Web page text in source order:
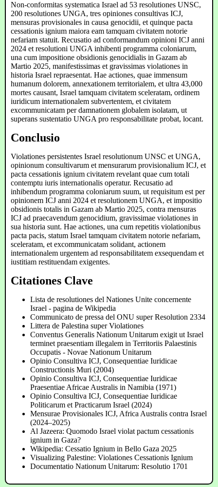
Non-conformitas systematica Israel ad 53 resolutiones UNSC,
200 resolutiones UNGA, tres opiniones consultivas ICJ,
mensuras provisionales in causa genocidii, et quinque pacta
cessationis ignium maiora eam tamquam civitatem notorie
nefariam statuit. Recusatio ad conformandum opinioni ICJ anni
2024 et resolutioni UNGA inhibenti programma coloniarum,
una cum impositione obsidionis genocidialis in Gazam ab
Martio 2025, manifestissimas et gravissimas violationes in
historia Israel repraesentat. Hae actiones, quae immensum
humanum dolorem, annexationem territorialem, et ultra 43,000
mortes causant, Israel tamquam civitatem sceleratam, ordinem
iuridicum internationalem subvertentem, et civitatem
excommunicatam per damnationem globalem isolatam, ut
superans sustentatio UNGA pro responsabilitate probat, locant.
Conclusio
Violationes persistentes Israel resolutionum UNSC et UNGA,
opinionum consultivarum et mensurarum provisionalium ICJ, et
pacta cessationis ignium civitatem revelant quae cum totali
contemptu iuris internationalis operatur. Recusatio ad
inhibendum programma coloniarum suum, ut requisitum est per
opinionem ICJ anni 2024 et resolutionem UNGA, et impositio
obsidionis totalis in Gazam ab Martio 2025, contra mensuras
ICJ ad praecavendum genocidium, gravissimae violationes in
sua historia sunt. Hae actiones, una cum repetitis violationibus
pacta pacis, statum Israel tamquam civitatem notorie nefariam,
sceleratam, et excommunicatam solidant, actionem
internationalem urgentem ad responsabilitatem exsequendam et
iustitiam restituendam exigentes.
Citationes Clave
Lista de resolutiones del Nationes Unite concernente
Israel - pagina de Wikipedia
Communicato de pressa del ONU super Resolution 2334
Littera de Palestina super Violationes
Conventus Generalis Nationum Unitarum exigit ut Israel
terminet praesentiam illegalem in Territoriis Palaestinis
Occupatis - Novae Nationum Unitarum
Opinio Consultiva ICJ, Consequentiae Iuridicae
Constructionis Muri (2004)
Opinio Consultiva ICJ, Consequentiae Iuridicae
Praesentiae Africae Australis in Namibia (1971)
Opinio Consultiva ICJ, Consequentiae Iuridicae
Politicarum et Practicarum Israel (2024)
Mensurae Provisionales ICJ, Africa Australis contra Israel
(2024–2025)
Al Jazeera: Quomodo Israel violat pactum cessationis
ignium in Gaza?
Wikipedia: Cessatio Ignium in Bello Gaza 2025
Visualizing Palestine: Violationes Cessationis Ignium
Documentatio Nationum Unitarum: Resolutio 1701